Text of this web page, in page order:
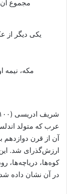
مجموع آن‌ها ۱۰ تا ۱۵ هزار پوند
یکی دیگر از
مکه، نیمه
عرب که متولد
ارزش‌گذرای شد. این
کوه‌ها، دریاچه‌ها،
در آن نشان داده